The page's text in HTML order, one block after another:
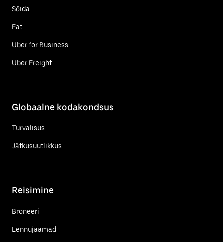
Sõida
Eat
Uber for Business
Uber Freight
Globaalne kodakondsus
Turvalisus
Jätkusuutlikkus
Reisimine
Broneeri
Lennujaamad